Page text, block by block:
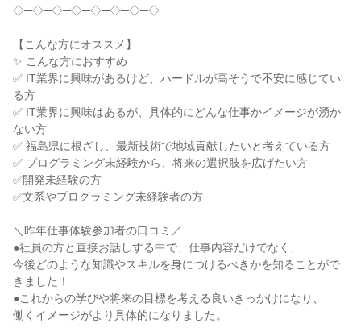
◇─◇─◇─◇─◇─◇─◇─◇
【こんな方にオススメ】
✨ こんな方におすすめ
✅ IT業界に興味があるけど、ハードルが高そうで不安に感じてい
る方
✅ IT業界に興味はあるが、具体的にどんな仕事かイメージが湧か
ない方
✅ 福島県に根ざし、最新技術で地域貢献したいと考えている方
✅ プログラミング未経験から、将来の選択肢を広げたい方
✅開発未経験の方
✅文系やプログラミング未経験者の方
＼昨年仕事体験参加者の口コミ／
●社員の方と直接お話しする中で、仕事内容だけでなく、
今後どのような知識やスキルを身につけるべきかを知ることがで
きました！
●これからの学びや将来の目標を考える良いきっかけになり、
働くイメージがより具体的になりました。